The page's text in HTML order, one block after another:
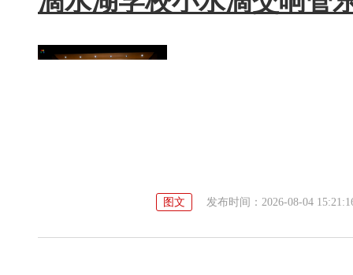
图文 发布时间：2026-08-04